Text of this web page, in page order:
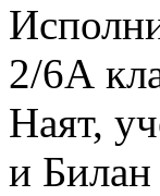
2/6А
Наят,
и Билан